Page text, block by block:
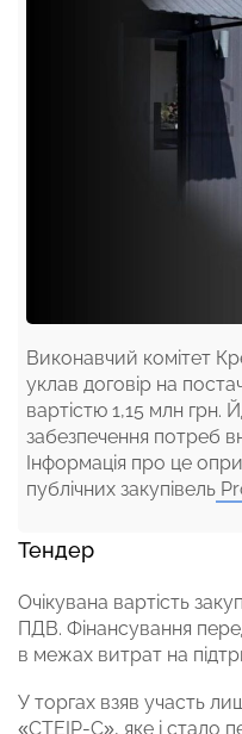
Виконавчий комітет
уклав договір на
вартістю 1,15 млн грн.
забезпечення потреб
Інформація про це
публічних закупівель
Тендер
Очікувана вартість
ПДВ. Фінансування
в межах витрат на
У торгах взяв участь
«СТЕІР-С», яке і стало